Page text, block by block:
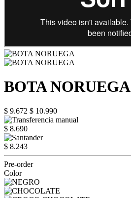
BOTA NORUEGA
$ 9.672 $ 10.990
$ 8.690
$ 8.243
Pre-order
Color